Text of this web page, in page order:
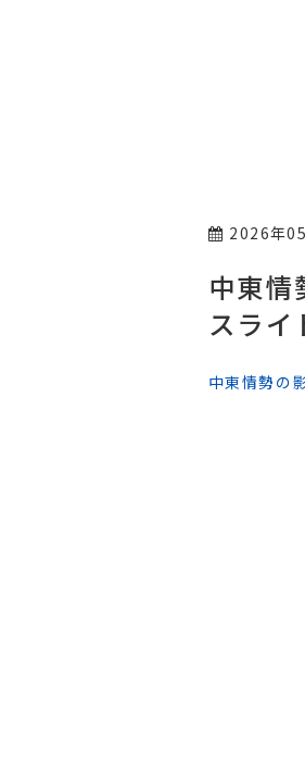
2026年
中東情
スライ
中東情勢の